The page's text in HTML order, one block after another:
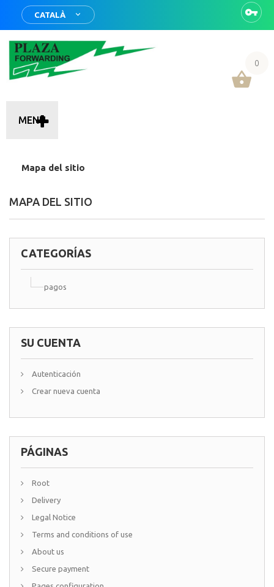
CATALÀ
0
MENU
Mapa del sitio
MAPA DEL SITIO
CATEGORÍAS
pagos
SU CUENTA
Autenticación
Crear nueva cuenta
PÁGINAS
Root
Delivery
Legal Notice
Terms and conditions of use
About us
Secure payment